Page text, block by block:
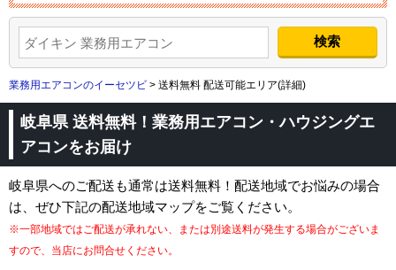
業務用エアコンのイーセツビ > 送料無料 配送可能エリア(詳細)
岐阜県 送料無料！業務用エアコン・ハウジングエ
アコンをお届け
岐阜県へのご配送も通常は送料無料！配送地域でお悩みの場合
は、ぜひ下記の配送地域マップをご覧ください。
※一部地域ではご配送が承れない、または別途送料が発生する場合がございま
すので、当店にお問合せください。